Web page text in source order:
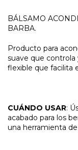
BÁLSAMO
BARBA.
Producto para
suave que controla
flexible que facilita
CUÁNDO USAR:
acabado para los
una herramienta